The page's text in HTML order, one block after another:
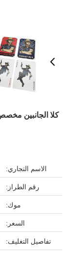
الاسم التجاري:
رقم الطراز:
موك:
السعر:
تفاصيل التغليف: